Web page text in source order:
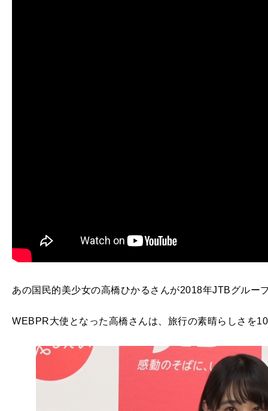
あの国民的美少女の高橋ひかるさんが2018年JTBグルー
WEBPR大使となった高橋さんは、旅行の素晴らしさを